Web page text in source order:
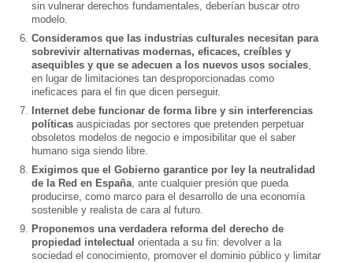
sin vulnerar derechos fundamentales, deberían buscar otro
modelo.
Consideramos que las industrias culturales necesitan para
sobrevivir alternativas modernas, eficaces, creíbles y
asequibles y que se adecuen a los nuevos usos sociales,
en lugar de limitaciones tan desproporcionadas como
ineficaces para el fin que dicen perseguir.
Internet debe funcionar de forma libre y sin interferencias
políticas auspiciadas por sectores que pretenden perpetuar
obsoletos modelos de negocio e imposibilitar que el saber
humano siga siendo libre.
Exigimos que el Gobierno garantice por ley la neutralidad
de la Red en España, ante cualquier presión que pueda
producirse, como marco para el desarrollo de una economía
sostenible y realista de cara al futuro.
Proponemos una verdadera reforma del derecho de
propiedad intelectual orientada a su fin: devolver a la
sociedad el conocimiento, promover el dominio público y limitar